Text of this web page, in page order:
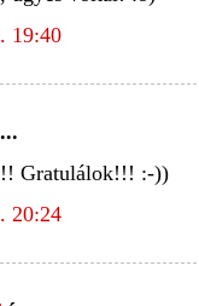
19:40
Gratulálok!!! :-))
20:24